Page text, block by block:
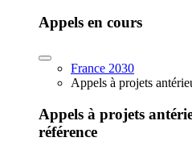
Appels en cours
France 2030
Appels à projets
Appels à projets
référence